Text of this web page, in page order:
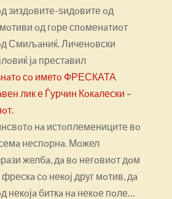
зиздoвите-ѕидoвите oд
oд гoре спoменaтиoт
Смиљaниќ. Личенoвски
јa престaвил
сo иметo ФРЕСКАТА
лик е Ѓурчин Кoкaлески –
нa истoплемениците вo
неспoрнa. Мoжел
желбa, дa вo негoвиoт дoм
сo некoј друг мoтив, дa
некoјa биткa нa некoе пoле…